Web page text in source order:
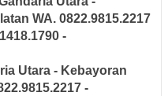
WA. 0822.9815.2217
-
Utara - Kebayoran
-